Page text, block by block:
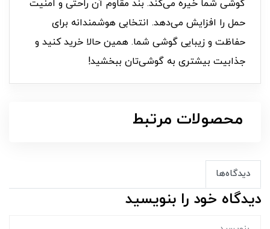
گوشی شما خیره می‌کند. بند مقاوم آن راحتی و امنیت
حمل را افزایش می‌دهد. انتخابی هوشمندانه برای
حفاظت و زیبایی گوشی شما. همین حالا خرید کنید و
جذابیت بیشتری به گوشی‌تان ببخشید!
محصولات مرتبط
دیدگاه‌ها
دیدگاه خود را بنویسید